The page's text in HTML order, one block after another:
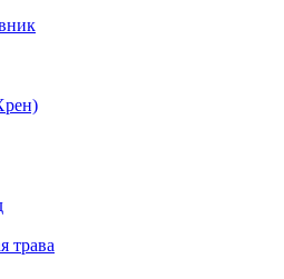
трава